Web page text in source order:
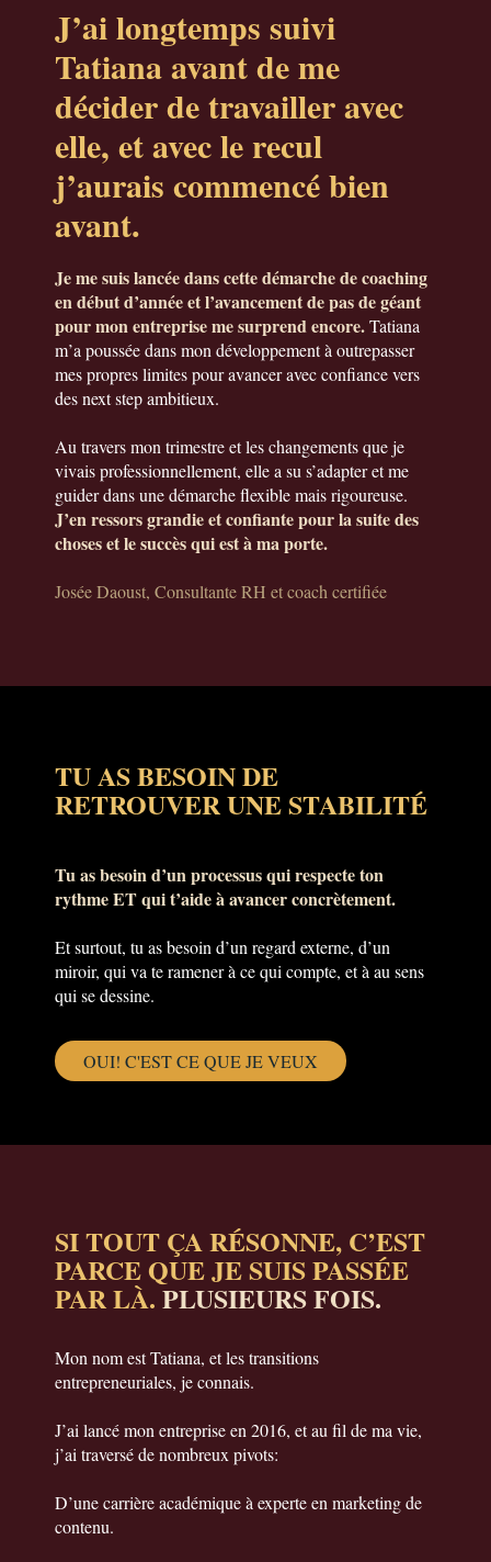
J’ai longtemps suivi
Tatiana avant de me
décider de travailler avec
elle, et avec le recul
j’aurais commencé bien
avant.
Je me suis lancée dans cette démarche de coaching
en début d’année et l’avancement de pas de géant
pour mon entreprise me surprend encore.Tatiana
m’a poussée dans mon développement à outrepasser
mes propres limites pour avancer avec confiance vers
des next step ambitieux.
Au travers mon trimestre et les changements que je
vivais professionnellement, elle a su s’adapter et me
guider dans une démarche flexible mais rigoureuse.
J’en ressors grandie et confiante pour la suite des
choses et le succès qui est à ma porte.
Josée Daoust, Consultante RH et coach certifiée
TU AS BESOIN DE
RETROUVER UNE STABILITÉ
Tu as besoin d’un processus qui respecte ton
rythme ET qui t’aide à avancer concrètement.
Et surtout, tu as besoin d’un regard externe, d’un
miroir, qui va te ramener à ce qui compte, et à au sens
qui se dessine.
OUI! C'EST CE QUE JE VEUX
SI TOUT ÇA RÉSONNE, C’EST
PARCE QUE JE SUIS PASSÉE
PAR LÀ.PLUSIEURS FOIS.
Mon nom est Tatiana, et les transitions
entrepreneuriales, je connais.
J’ai lancé mon entreprise en 2016, et au fil de ma vie,
j’ai traversé de nombreux pivots:
D’une carrière académique à experte en marketing de
contenu.